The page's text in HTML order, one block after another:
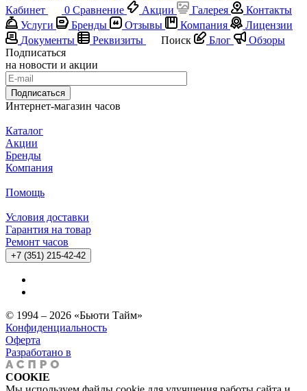
Кабинет
0 Сравнение Акции Галерея
Контакты
Услуги
Бренды Отзывы Компания
Лицензии
Документы
Реквизиты Поиск Блог
Обзоры
Подписаться
на новости и акции
Подписаться
Интернет-магазин часов
Каталог
Акции
Бренды
Компания
Помощь
Условия доставки
Гарантия на товар
Ремонт часов
+7 (351) 215-42-42
© 1994 – 2026 «Бьюти Тайм»
Конфиденциальность
Оферта
Разработано в
COOKIE